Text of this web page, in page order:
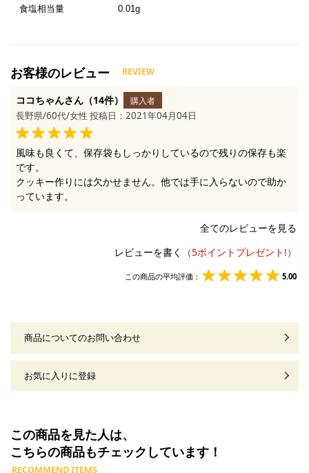
食塩相当量 0.01g
ココちゃんさん（14件） 購入者
長野県/60代/女性 投稿日：2021年04月04日
風味も良くて、保存袋もしっかりしているので残りの保存も楽
です。
クッキー作りには欠かせません。他では手に入らないので助か
っています。
全てのレビューを見る
レビューを書く
この商品の平均評価： 5.00
商品についてのお問い合わせ
お気に入りに登録
この商品を見た人は、
こちらの商品もチェックしています！